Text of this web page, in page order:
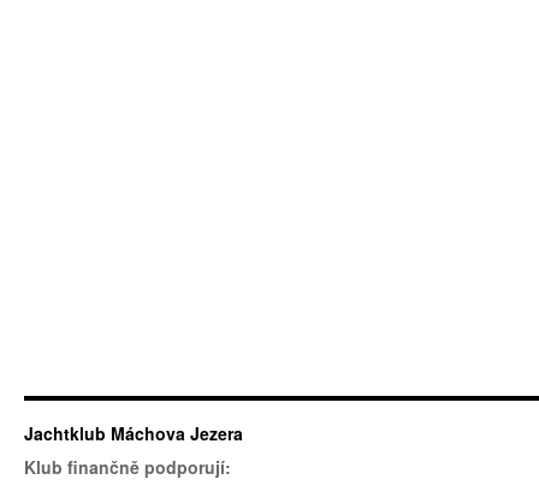
Jachtklub Máchova Jezera
Klub finančně podporují: